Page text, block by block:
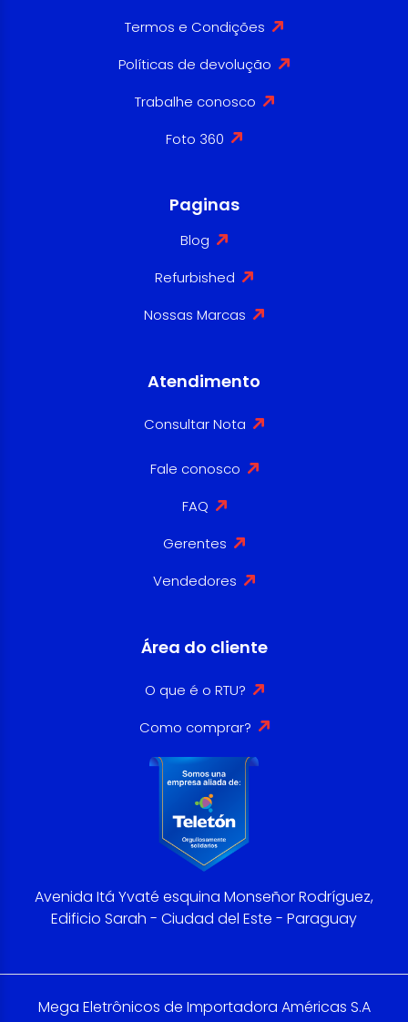
Termos e Condições
Políticas de devolução
Trabalhe conosco
Foto 360
Paginas
Blog
Refurbished
Nossas Marcas
Atendimento
Consultar Nota
Fale conosco
FAQ
Gerentes
Vendedores
Área do cliente
O que é o RTU?
Como comprar?
Avenida Itá Yvaté esquina Monseñor Rodríguez,
Edificio Sarah - Ciudad del Este - Paraguay
Mega Eletrônicos de Importadora Américas S.A